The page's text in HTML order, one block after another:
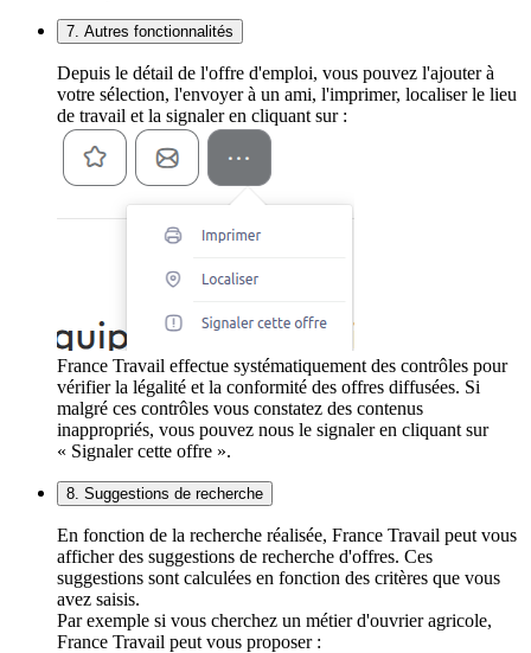
7. Autres fonctionnalités
Depuis le détail de l'offre d'emploi, vous pouvez l'ajouter à
votre sélection, l'envoyer à un ami, l'imprimer, localiser le lieu
de travail et la signaler en cliquant sur :
France Travail effectue systématiquement des contrôles pour
vérifier la légalité et la conformité des offres diffusées. Si
malgré ces contrôles vous constatez des contenus
inappropriés, vous pouvez nous le signaler en cliquant sur
« Signaler cette offre ».
8. Suggestions de recherche
En fonction de la recherche réalisée, France Travail peut vous
afficher des suggestions de recherche d'offres. Ces
suggestions sont calculées en fonction des critères que vous
avez saisis.
Par exemple si vous cherchez un métier d'ouvrier agricole,
France Travail peut vous proposer :